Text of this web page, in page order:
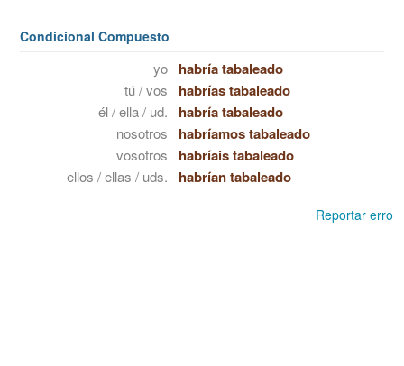
Condicional Compuesto
yo habría tabaleado
tú / vos habrías tabaleado
él / ella / ud. habría tabaleado
nosotros habríamos tabaleado
vosotros habríais tabaleado
ellos / ellas / uds. habrían tabaleado
Reportar erro